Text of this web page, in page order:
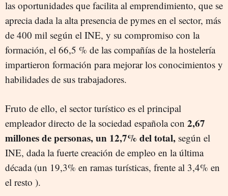
las oportunidades que facilita al emprendimiento, que se
aprecia dada la alta presencia de pymes en el sector, más
de 400 mil según el INE, y su compromiso con la
formación, el 66,5 % de las compañías de la hostelería
impartieron formación para mejorar los conocimientos y
habilidades de sus trabajadores.
Fruto de ello, el sector turístico es el principal
empleador directo de la sociedad española con 2,67
millones de personas, un 12,7% del total, según el
INE, dada la fuerte creación de empleo en la última
década (un 19,3% en ramas turísticas, frente al 3,4% en
el resto ).